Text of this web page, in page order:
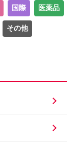
国際 医薬品
その他